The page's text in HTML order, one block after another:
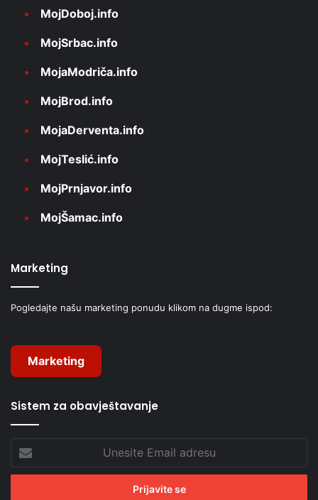
MojDoboj.info
MojSrbac.info
MojaModriča.info
MojBrod.info
MojaDerventa.info
MojTeslić.info
MojPrnjavor.info
MojŠamac.info
Marketing
Pogledajte našu marketing ponudu klikom na dugme ispod:
Marketing
Sistem za obavještavanje
Email
adresu